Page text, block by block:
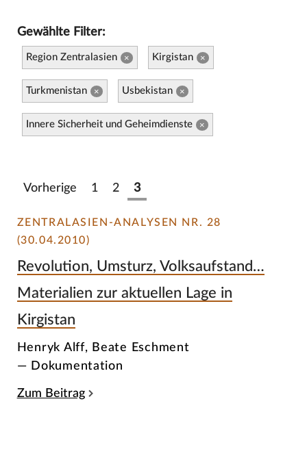
Gewählte Filter:
Region Zentralasien × Kirgistan ×
Turkmenistan × Usbekistan ×
Innere Sicherheit und Geheimdienste ×
Vorherige 1 2 3
ZENTRALASIEN-ANALYSEN NR. 28
(30.04.2010)
Revolution, Umsturz, Volksaufstand…
Materialien zur aktuellen Lage in
Kirgistan
Henryk Alff, Beate Eschment
— Dokumentation
Zum Beitrag